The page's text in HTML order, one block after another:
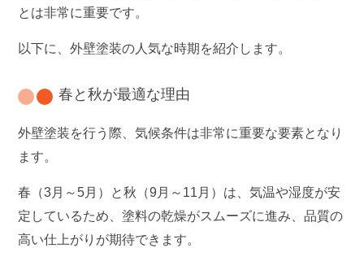
とは非常に重要です。
以下に、外壁塗装の人気な時期を紹介します。
春と秋が最適な理由
外壁塗装を行う際、気候条件は非常に重要な要素となり
ます。
春（3月～5月）と秋（9月～11月）は、気温や湿度が安
定しているため、塗料の乾燥がスムーズに進み、品質の
高い仕上がりが期待できます。